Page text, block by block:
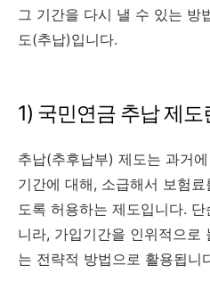
그 기간을 다시 낼 수 있는 방
도(추납)입니다.
1) 국민연금 추납 제도
추납(추후납부) 제도는 과거
기간에 대해, 소급해서 보험
도록 허용하는 제도입니다.
니라, 가입기간을 인위적으로
는 전략적 방법으로 활용됩니